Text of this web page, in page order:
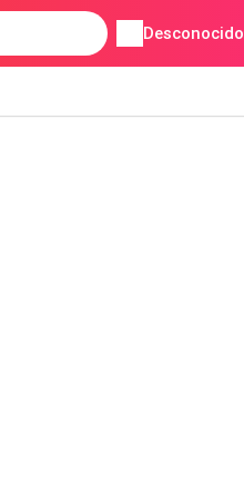
Desconocido